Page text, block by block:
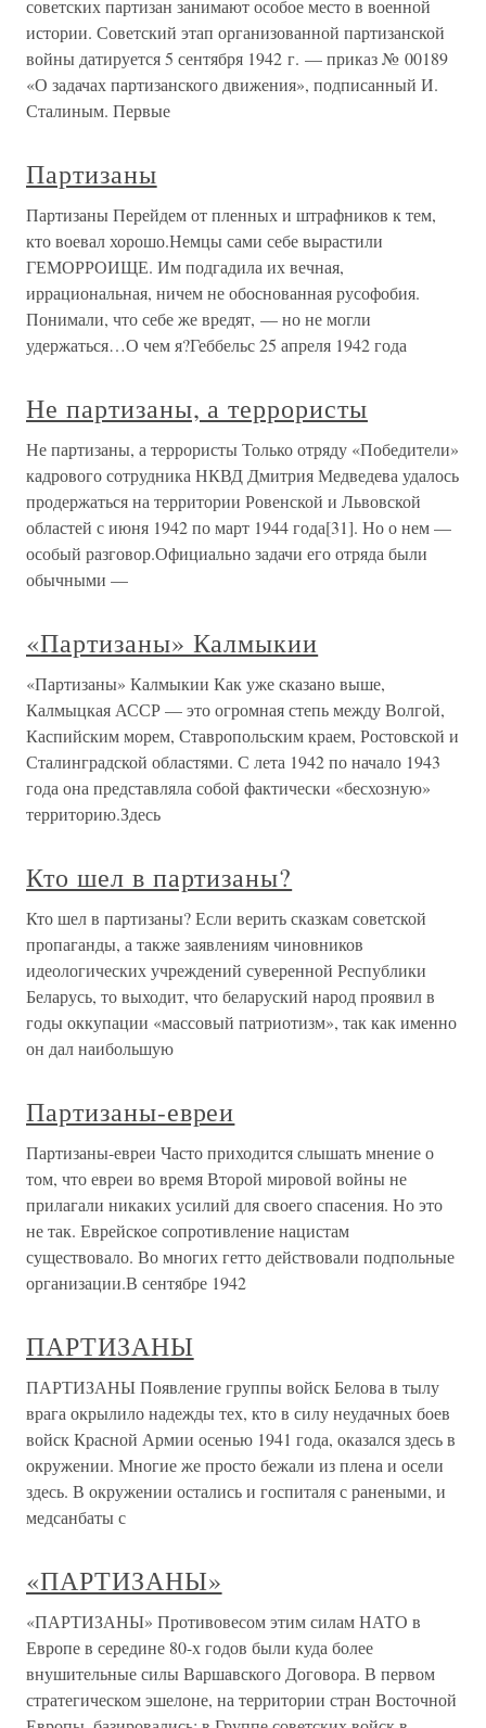
советских партизан занимают особое место в военной
истории. Советский этап организованной партизанской
войны датируется 5 сентября 1942 г. — приказ № 00189
«О задачах партизанского движения», подписанный И.
Сталиным. Первые
Партизаны
Партизаны Перейдем от пленных и штрафников к тем,
кто воевал хорошо.Немцы сами себе вырастили
ГЕМОРРОИЩЕ. Им подгадила их вечная,
иррациональная, ничем не обоснованная русофобия.
Понимали, что себе же вредят, — но не могли
удержаться…О чем я?Геббельс 25 апреля 1942 года
Не партизаны, а террористы
Не партизаны, а террористы Только отряду «Победители»
кадрового сотрудника НКВД Дмитрия Медведева удалось
продержаться на территории Ровенской и Львовской
областей с июня 1942 по март 1944 года[31]. Но о нем —
особый разговор.Официально задачи его отряда были
обычными —
«Партизаны» Калмыкии
«Партизаны» Калмыкии Как уже сказано выше,
Калмыцкая АССР — это огромная степь между Волгой,
Каспийским морем, Ставропольским краем, Ростовской и
Сталинградской областями. С лета 1942 по начало 1943
года она представляла собой фактически «бесхозную»
территорию.Здесь
Кто шел в партизаны?
Кто шел в партизаны? Если верить сказкам советской
пропаганды, а также заявлениям чиновников
идеологических учреждений суверенной Республики
Беларусь, то выходит, что беларуский народ проявил в
годы оккупации «массовый патриотизм», так как именно
он дал наибольшую
Партизаны-евреи
Партизаны-евреи Часто приходится слышать мнение о
том, что евреи во время Второй мировой войны не
прилагали никаких усилий для своего спасения. Но это
не так. Еврейское сопротивление нацистам
существовало. Во многих гетто действовали подпольные
организации.В сентябре 1942
ПАРТИЗАНЫ
ПАРТИЗАНЫ Появление группы войск Белова в тылу
врага окрылило надежды тех, кто в силу неудачных боев
войск Красной Армии осенью 1941 года, оказался здесь в
окружении. Многие же просто бежали из плена и осели
здесь. В окружении остались и госпиталя с ранеными, и
медсанбаты с
«ПАРТИЗАНЫ»
«ПАРТИЗАНЫ» Противовесом этим силам НАТО в
Европе в середине 80-х годов были куда более
внушительные силы Варшавского Договора. В первом
стратегическом эшелоне, на территории стран Восточной